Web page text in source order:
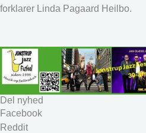
forklarer Linda Pagaard Heilbo.
Del nyhed
Facebook
Reddit